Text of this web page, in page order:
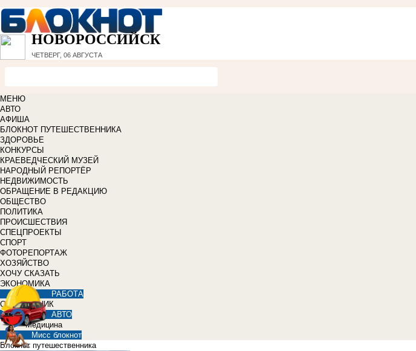
НОВОРОССИЙСК
ЧЕТВЕРГ, 06 АВГУСТА
МЕНЮ
АВТО
АФИША
БЛОКНОТ ПУТЕШЕСТВЕННИКА
ЗДОРОВЬЕ
КОНКУРСЫ
КРАЕВЕДЧЕСКИЙ МУЗЕЙ
НАРОДНЫЙ РЕПОРТЁР
НЕДВИЖИМОСТЬ
ОБРАЩЕНИЕ В РЕДАКЦИЮ
ОБЩЕСТВО
ПОЛИТИКА
ПРОИСШЕСТВИЯ
СПЕЦПРОЕКТЫ
СПОРТ
ФОТОРЕПОРТАЖ
ХОЗЯЙСТВО
ХОЧУ СКАЗАТЬ
ЭКОНОМИКА
РАБОТА
СПРАВОЧНИК
АВТО
Медицина
Мисс блокнот
Блокнот путешественника